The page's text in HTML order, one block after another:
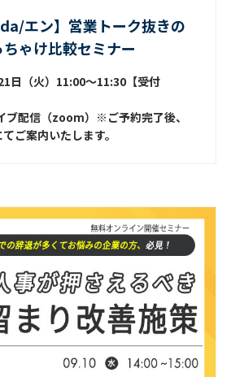
エン】営業トーク抜きの
ゃけ比較セミナー
日（火）11:00～11:30【受付
ブ配信（zoom）※ご予約完了後、
ご案内いたします。